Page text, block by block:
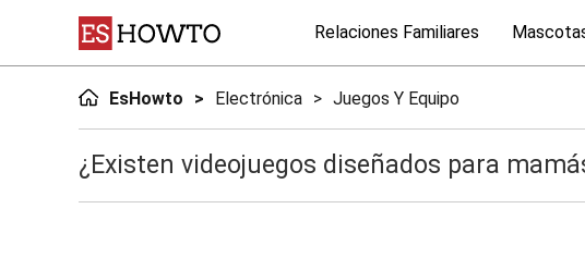
Relaciones Familiares
EsHowto Electrónica Juegos Y Equipo
¿Existen videojuegos diseñados para